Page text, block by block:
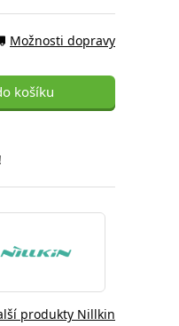
Možnosti dopravy
košíku
produkty Nillkin